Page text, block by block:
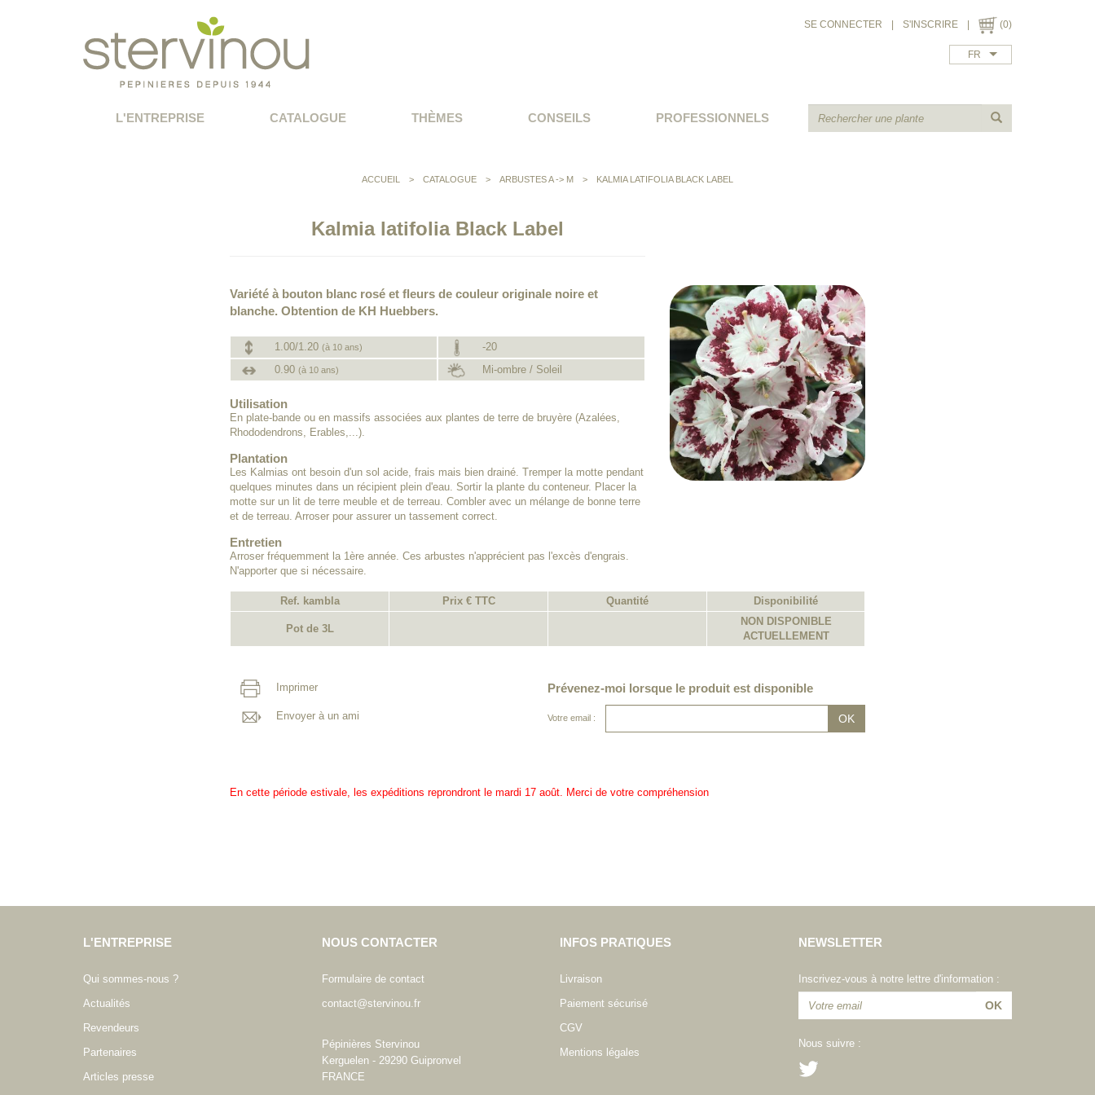
SE CONNECTER S'INSCRIRE (0)
FR
L'ENTREPRISE CATALOGUE THÈMES CONSEILS PROFESSIONNELS
ACCUEIL > CATALOGUE > ARBUSTES A -> M > KALMIA LATIFOLIA BLACK LABEL
Kalmia latifolia Black Label
Variété à bouton blanc rosé et fleurs de couleur originale noire et
blanche. Obtention de KH Huebbers.
1.00/1.20 (à 10 ans)
-20
0.90 (à 10 ans) Mi-ombre / Soleil
Utilisation
En plate-bande ou en massifs associées aux plantes de terre de bruyère (Azalées,
Rhododendrons, Erables,...).
Plantation
Les Kalmias ont besoin d'un sol acide, frais mais bien drainé. Tremper la motte pendant
quelques minutes dans un récipient plein d'eau. Sortir la plante du conteneur. Placer la
motte sur un lit de terre meuble et de terreau. Combler avec un mélange de bonne terre
et de terreau. Arroser pour assurer un tassement correct.
Entretien
Arroser fréquemment la 1ère année. Ces arbustes n'apprécient pas l'excès d'engrais.
N'apporter que si nécessaire.
Ref. kambla Prix € TTC Quantité Disponibilité
Pot de 3L
NON DISPONIBLE
ACTUELLEMENT
Imprimer
Envoyer à un ami
Prévenez-moi lorsque le produit est disponible
Votre email :
En cette période estivale, les expéditions reprondront le mardi 17 août. Merci de votre compréhension
L'ENTREPRISE
Qui sommes-nous ?
Actualités
Revendeurs
Partenaires
Articles presse
NOUS CONTACTER
Formulaire de contact
contact@stervinou.fr
Pépinières Stervinou
Kerguelen - 29290 Guipronvel
FRANCE
INFOS PRATIQUES
Livraison
Paiement sécurisé
CGV
Mentions légales
NEWSLETTER
Inscrivez-vous à notre lettre d'information :
Nous suivre :